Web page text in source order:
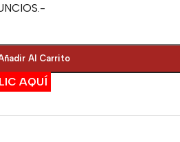
Al Carrito
AQUÍ